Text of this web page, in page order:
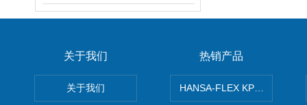
关于我们
关于我们
热销产品
HANSA-FLEX KP100P紧凑